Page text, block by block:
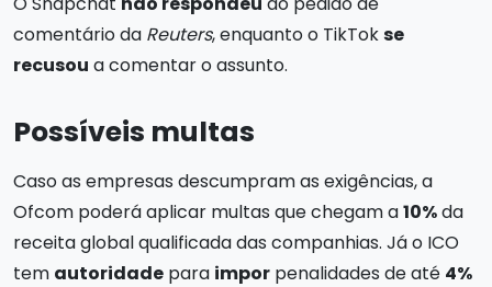
comentário da Reuters, enquanto o TikTokse
recusou a comentar o assunto.
Possíveis multas
Caso as empresas descumpram as exigências, a
Ofcom poderá aplicar multas que chegam a10%da
receita global qualificada das companhias. Já o ICO
tem autoridade para impor penalidades de até 4%